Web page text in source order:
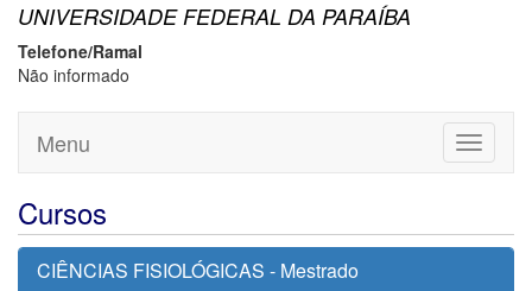
UNIVERSIDADE FEDERAL DA PARAÍBA
Telefone/Ramal
Não informado
Toggle
Menu
Cursos
CIÊNCIAS FISIOLÓGICAS - Mestrado